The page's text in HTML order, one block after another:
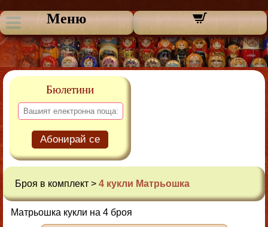
Меню
Бюлетини
Абонирай се
Броя в комплект > 4 кукли Матрьошка
Матрьошка кукли на 4 броя